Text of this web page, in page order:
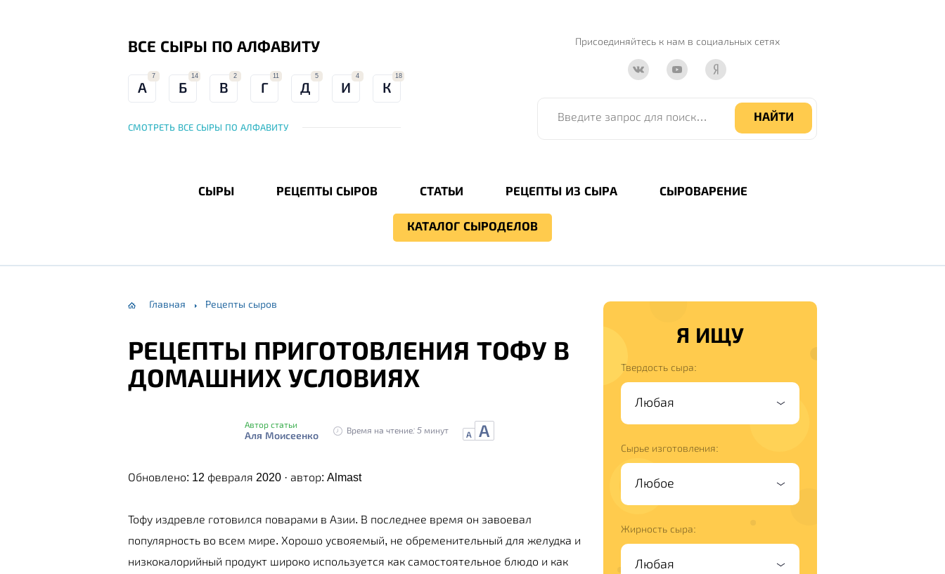
ВСЕ СЫРЫ ПО АЛФАВИТУ
А
7
Б
14
В
2
Г
11
Д
5
И
4
К
18
СМОТРЕТЬ ВСЕ СЫРЫ ПО АЛФАВИТУ
Присоединяйтесь к намв социальных сетях
НАЙТИ
СЫРЫ РЕЦЕПТЫ СЫРОВ СТАТЬИ РЕЦЕПТЫ ИЗ СЫРА СЫРОВАРЕНИЕ
КАТАЛОГ СЫРОДЕЛОВ
Главная Рецепты сыров
РЕЦЕПТЫ ПРИГОТОВЛЕНИЯ ТОФУ В
ДОМАШНИХ УСЛОВИЯХ
Автор статьи
Аля Моисеенко Время на чтение: 5 минут А А
Обновлено: 12 февраля 2020 · автор: Almast
Тофу издревле готовился поварами в Азии. В последнее время он завоевал
популярность во всем мире. Хорошо усвояемый, не обременительный для желудка и
низкокалорийный продукт широко используется как самостоятельное блюдо и как
Я ИЩУ
Твердость сыра:
Сырье изготовления:
Жирность сыра: